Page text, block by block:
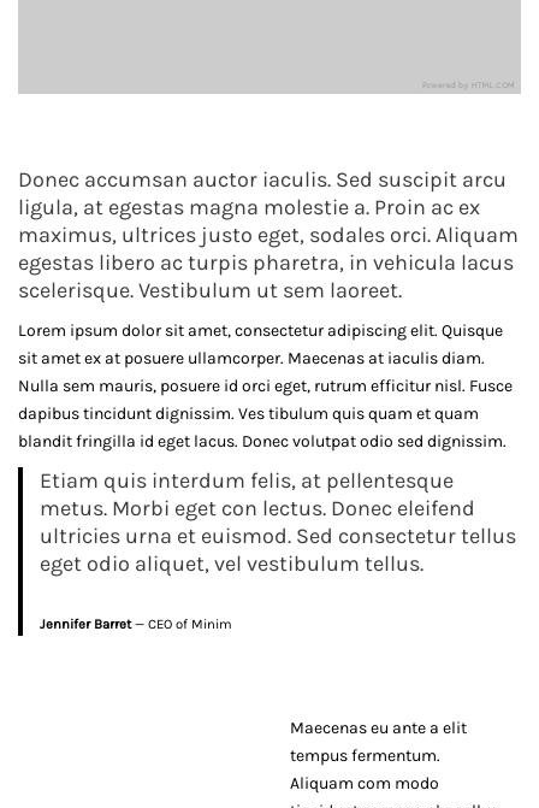
hot
night
lamp
model
in
2018
febrero
2019
2019-
11T06:34:21-
Donec accumsan auctor iaculis. Sed suscipit arcu
ligula, at egestas magna molestie a. Proin ac ex
maximus, ultrices justo eget, sodales orci. Aliquam
egestas libero ac turpis pharetra, in vehicula lacus
scelerisque. Vestibulum ut sem laoreet.
Lorem ipsum dolor sit amet, consectetur adipiscing elit. Quisque
sit amet ex at posuere ullamcorper. Maecenas at iaculis diam.
Nulla sem mauris, posuere id orci eget, rutrum efficitur nisl. Fusce
dapibus tincidunt dignissim. Ves tibulum quis quam et quam
blandit fringilla id eget lacus. Donec volutpat odio sed dignissim.
Etiam quis interdum felis, at pellentesque
metus. Morbi eget con lectus. Donec eleifend
ultricies urna et euismod. Sed consectetur tellus
eget odio aliquet, vel vestibulum tellus.
Jennifer Barret— CEO of Minim
Maecenas eu ante a elit
tempus fermentum.
Aliquam com modo